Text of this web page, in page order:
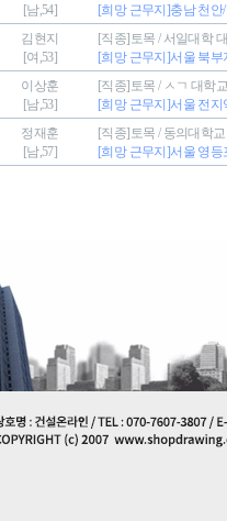
[남,54]
[희망 근무지]충남 천안
김현지
[여,53]
[직종]토목 / 서일대학
[희망 근무지]서울 북
이상훈
[남,53]
[직종]토목 / ㅅㄱ 대학
[희망 근무지]서울 전
정재훈
[남,57]
[직종]토목 / 동의대학
[희망 근무지]서울 영